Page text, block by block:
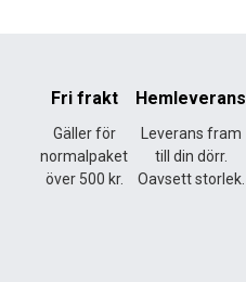
Fri frakt
Gäller för
normalpaket
över 500 kr.
Hemleverans
Leverans fram
till din dörr.
Oavsett storlek.